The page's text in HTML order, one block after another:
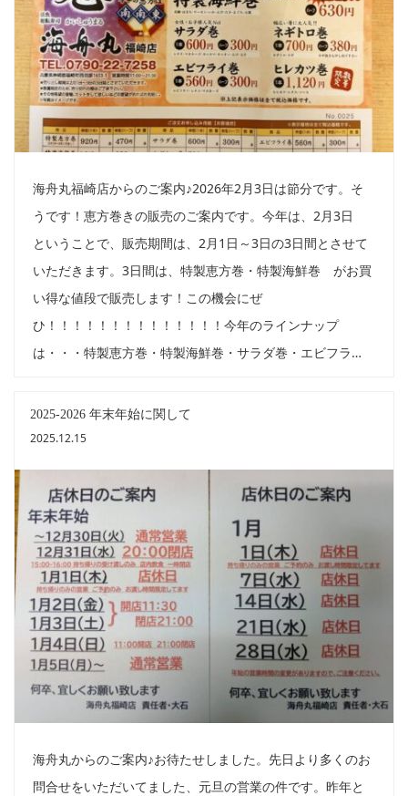
海舟丸福崎店からのご案内♪2026年2月3日は節分です。そ
うです！恵方巻きの販売のご案内です。今年は、2月3日
ということで、販売期間は、2月1日～3日の3日間とさせて
いただきます。3日間は、特製恵方巻・特製海鮮巻 がお買
い得な値段で販売します！この機会にぜ
ひ！！！！！！！！！！！！！！今年のラインナップ
は・・・特製恵方巻・特製海鮮巻・サラダ巻・エビフラ…
2025-2026 年末年始に関して
2025.12.15
海舟丸からのご案内♪お待たせしました。先日より多くのお
問合せをいただいてました、元旦の営業の件です。昨年と